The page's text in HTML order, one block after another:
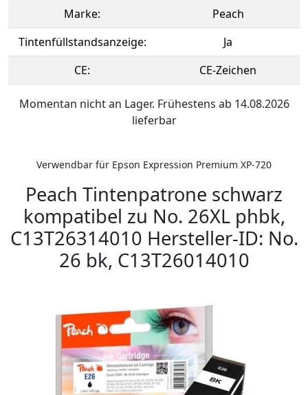
Marke:
Peach
Tintenfüllstandsanzeige:
Ja
CE:
CE-Zeichen
Momentan nicht an Lager. Frühestens ab 14.08.2026
lieferbar
Verwendbar für Epson Expression Premium XP-720
Peach Tintenpatrone schwarz
kompatibel zu No. 26XL phbk,
C13T26314010 Hersteller-ID: No.
26 bk, C13T26014010